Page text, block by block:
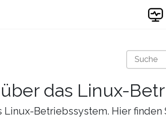
das Linux-
Linux-Betriebssystem. Hier